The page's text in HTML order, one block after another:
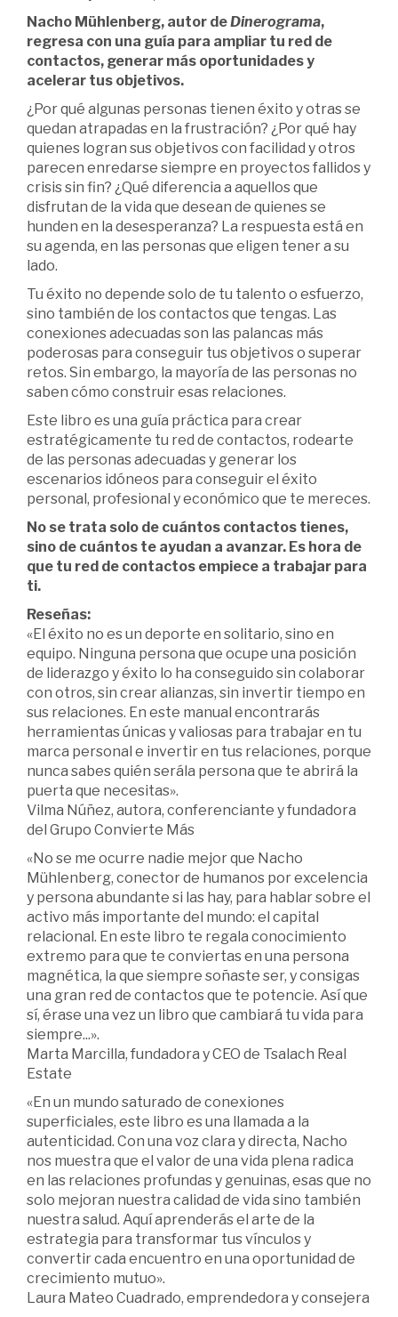
Nacho Mühlenberg, autor deDinerograma,
regresa con una guía para ampliar tu red de
contactos, generar más oportunidades y
acelerar tus objetivos.
¿Por qué algunas personas tienen éxito y otras se
quedan atrapadas en la frustración? ¿Por qué hay
quienes logran sus objetivos con facilidad y otros
parecen enredarse siempre en proyectos fallidos y
crisis sin fin? ¿Qué diferencia a aquellos que
disfrutan de la vida que desean de quienes se
hunden en la desesperanza? La respuesta está en
su agenda, en las personas que eligen tener a su
lado.
Tu éxito no depende solo de tu talento o esfuerzo,
sino también de los contactos que tengas. Las
conexiones adecuadas son las palancas más
poderosas para conseguir tus objetivos o superar
retos. Sin embargo, la mayoría de las personas no
saben cómo construir esas relaciones.
Este libro es una guía práctica para crear
estratégicamente tu red de contactos, rodearte
de las personas adecuadas y generar los
escenarios idóneos para conseguir el éxito
personal, profesional y económico que te mereces.
No se trata solo de cuántos contactos tienes,
sino de cuántos te ayudan a avanzar. Es hora de
que tu red de contactos empiece a trabajar para
ti.
Reseñas:
«El éxito no es un deporte en solitario, sino en
equipo. Ninguna persona que ocupe una posición
de liderazgo y éxito lo ha conseguido sin colaborar
con otros, sin crear alianzas, sin invertir tiempo en
sus relaciones. En este manual encontrarás
herramientas únicas y valiosas para trabajar en tu
marca personal e invertir en tus relaciones, porque
nunca sabes quién serála persona que te abrirá la
puerta que necesitas».
Vilma Núñez, autora, conferenciante y fundadora
del Grupo Convierte Más
«No se me ocurre nadie mejor que Nacho
Mühlenberg, conector de humanos por excelencia
y persona abundante si las hay, para hablar sobre el
activo más importante del mundo: el capital
relacional. En este libro te regala conocimiento
extremo para que te conviertas en una persona
magnética, la que siempre soñaste ser, y consigas
una gran red de contactos que te potencie. Así que
sí, érase una vez un libro que cambiará tu vida para
siempre...».
Marta Marcilla, fundadora y CEO de Tsalach Real
Estate
«En un mundo saturado de conexiones
superficiales, este libro es una llamada a la
autenticidad. Con una voz clara y directa, Nacho
nos muestra que el valor de una vida plena radica
en las relaciones profundas y genuinas, esas que no
solo mejoran nuestra calidad de vida sino también
nuestra salud. Aquí aprenderás el arte de la
estrategia para transformar tus vínculos y
convertir cada encuentro en una oportunidad de
crecimiento mutuo».
Laura Mateo Cuadrado, emprendedora y consejera